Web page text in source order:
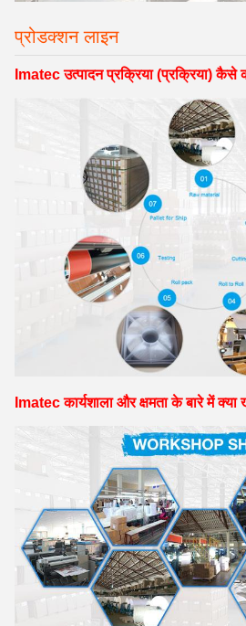
प्रोडक्शन लाइन
Imatec उत्पादन प्रक्रिया (प्रक्रिया) कैसे
Imatec कार्यशाला और क्षमता के बारे में क्या